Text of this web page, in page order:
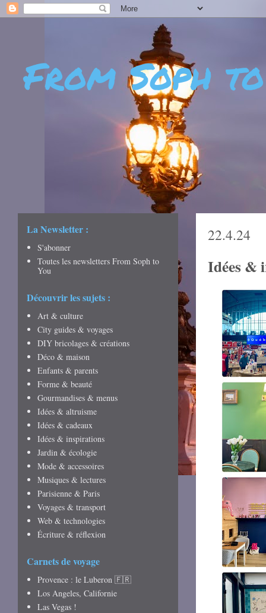
From Soph
- DÉCOUVERTES -
CRÉATIVITÉ - ART
22.4.24
Idées &
La Newsletter :
S'abonner
Toutes les newsletters From Soph to
You
Découvrir les sujets :
Art & culture
City guides & voyages
DIY bricolages & créations
Déco & maison
Enfants & parents
Forme & beauté
Gourmandises & menus
Idées & altruisme
Idées & cadeaux
Idées & inspirations
Jardin & écologie
Mode & accessoires
Musiques & lectures
Parisienne & Paris
Voyages & transport
Web & technologies
Écriture & réflexion
Carnets de voyage
Provence : le Luberon 🇫🇷
Los Angeles, Californie
Las Vegas !